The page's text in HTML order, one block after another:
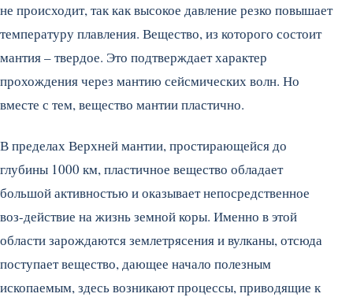
не происходит, так как высокое давление резко повышает
температуру плавления. Вещество, из которого состоит
мантия – твердое. Это подтверждает характер
прохождения через мантию сейсмических волн. Но
вместе с тем, вещество мантии пластично.
В пределах Верхней мантии, простирающейся до
глубины 1000 км, пластичное вещество обладает
большой активностью и оказывает непосредственное
воз-действие на жизнь земной коры. Именно в этой
области зарождаются землетрясения и вулканы, отсюда
поступает вещество, дающее начало полезным
ископаемым, здесь возникают процессы, приводящие к